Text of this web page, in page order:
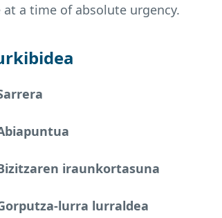
at a time of absolute urgency.
iraunkortasuna
lurra lurraldea